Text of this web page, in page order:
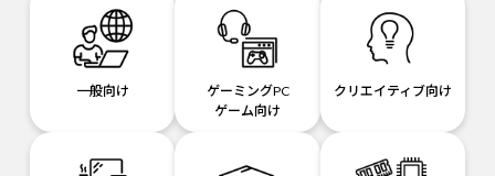
一般向け
ゲーミングPC
ゲーム向け
クリエイティブ向け